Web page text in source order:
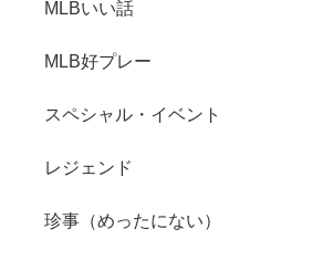
MLBいい話
MLB好プレー
スペシャル・イベント
レジェンド
珍事（めったにない）